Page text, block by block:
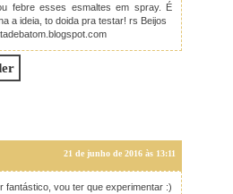
febre esses esmaltes em spray. É
a ideia, to doida pra testar! rs Beijos
21 de junho de 2016 às 13:11
fantástico, vou ter que experimentar :)